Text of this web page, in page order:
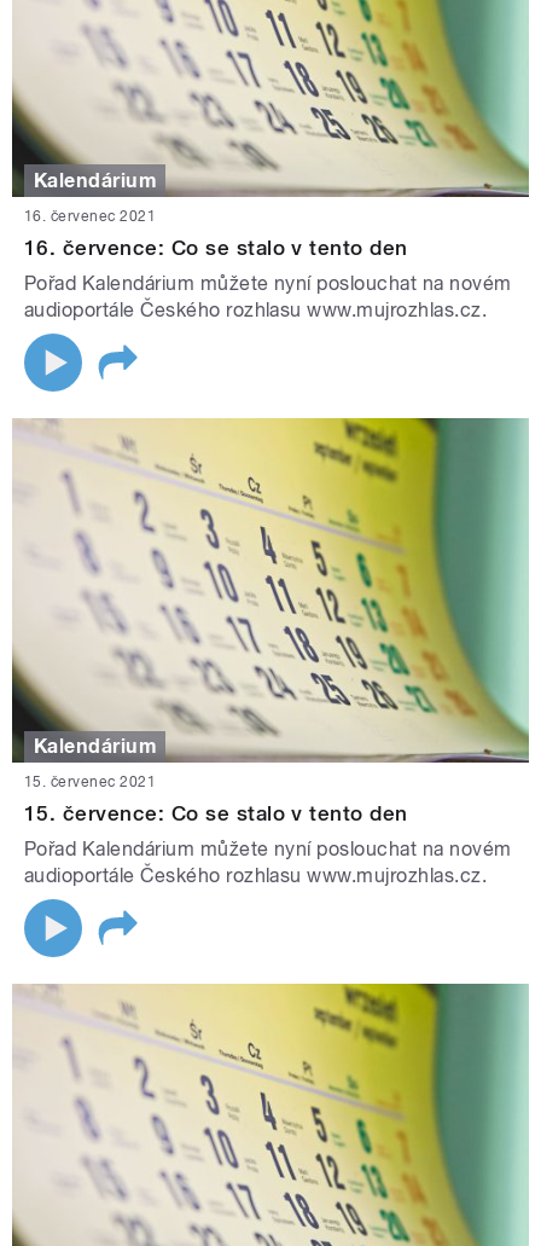
Kalendárium
16. červenec 2021
16. července: Co se stalo v tento den
Pořad Kalendárium můžete nyní poslouchat na novém
audioportále Českého rozhlasu www.mujrozhlas.cz.
Kalendárium
15. červenec 2021
15. července: Co se stalo v tento den
Pořad Kalendárium můžete nyní poslouchat na novém
audioportále Českého rozhlasu www.mujrozhlas.cz.